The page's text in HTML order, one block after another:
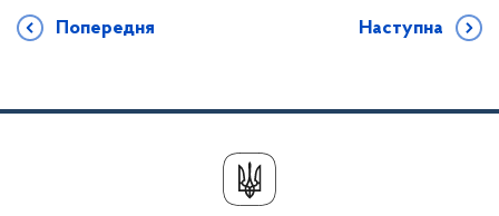
Попередня Наступна